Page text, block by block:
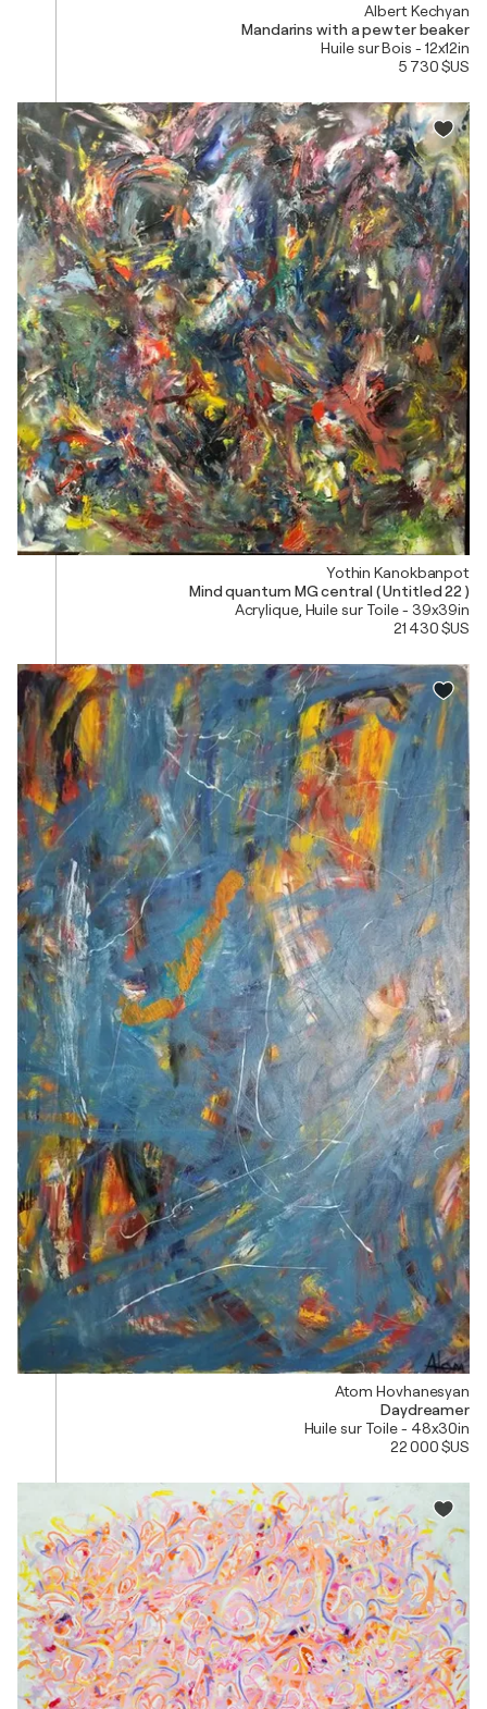
Albert Kechyan
Mandarins with a pewter beaker
Huile sur Bois - 12x12in
5 730 $US
Yothin Kanokbanpot
Mind quantum MG central ( Untitled 22 )
Acrylique, Huile sur Toile - 39x39in
21 430 $US
Atom Hovhanesyan
Daydreamer
Huile sur Toile - 48x30in
22 000 $US